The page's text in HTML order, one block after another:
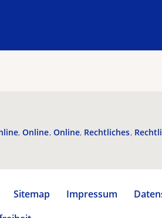
Online Online Rechtliches
Sitemap Impressum